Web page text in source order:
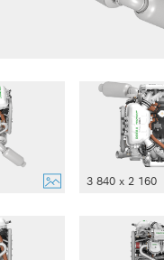
3 840 x 2 160